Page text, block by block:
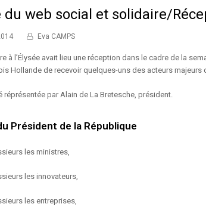
du web social et solidaire/
Eva CAMPS
à l’Élysée avait lieu une réception dans le cadre de la
Hollande de recevoir quelques-uns des acteurs majeurs
réprésentée par Alain de La Bretesche, président.
Président de la République
les ministres,
les innovateurs,
les entreprises,